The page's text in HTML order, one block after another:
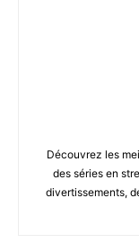
Découvrez les
des séries en
divertissements,